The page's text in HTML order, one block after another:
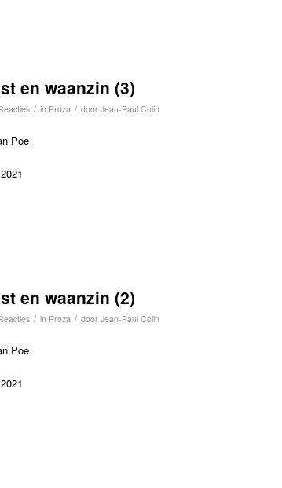
en waanzin (3)
/ in Proza / door Jean-Paul Colin
Poe
en waanzin (2)
/ in Proza / door Jean-Paul Colin
Poe